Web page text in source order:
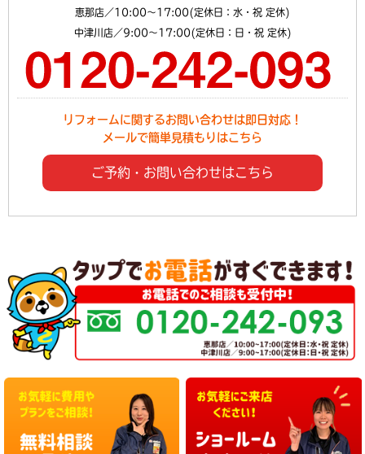
恵那店／10:00～17:00(定休日：水・祝 定休)
中津川店／9:00～17:00(定休日：日・祝 定休)
リフォームに関するお問い合わせは即日対応！
メールで簡単見積もりはこちら
ご予約・お問い合わせはこちら